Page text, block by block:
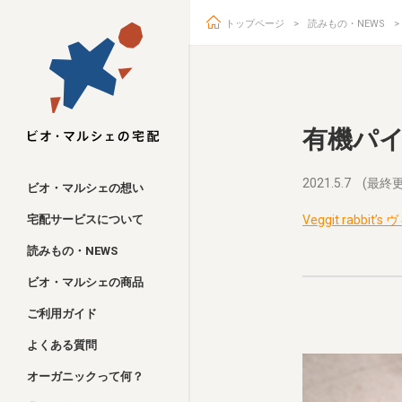
ビオ・マルシェ
ビオ・マルシェの想い
宅配サービスについて
読みもの・NEWS
ビオ・マルシェの商品
ご利用ガイド
よくある質問
オーガニックって何？
トップページ 読みもの・NEWS
有機パ
2021.5.7 (最終
Veggit rabbit’s